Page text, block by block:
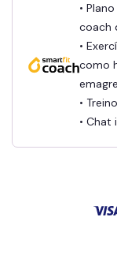
•
coach
•
como
•
• Chat